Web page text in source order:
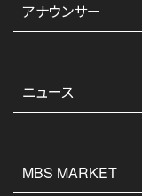
アナウンサー
ニュース
MBS MARKET